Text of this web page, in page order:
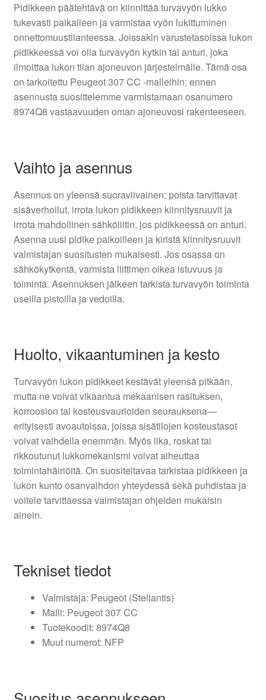
Pidikkeen päätehtävä on kiinnittää turvavyön lukko
tukevasti paikalleen ja varmistaa vyön lukittuminen
onnettomuustilanteessa. Joissakin varustetasoissa lukon
pidikkeessä voi olla turvavyön kytkin tai anturi, joka
ilmoittaa lukon tilan ajoneuvon järjestelmälle. Tämä osa
on tarkoitettu Peugeot 307 CC -malleihin; ennen
asennusta suosittelemme varmistamaan osanumero
8974Q8 vastaavuuden oman ajoneuvosi rakenteeseen.
Vaihto ja asennus
Asennus on yleensä suoraviivainen: poista tarvittavat
sisäverhoilut, irrota lukon pidikkeen kiinnitysruuvit ja
irrota mahdollinen sähköliitin, jos pidikkeessä on anturi.
Asenna uusi pidike paikoilleen ja kiristä kiinnitysruuvit
valmistajan suositusten mukaisesti. Jos osassa on
sähkökytkentä, varmista liittimen oikea istuvuus ja
toiminta. Asennuksen jälkeen tarkista turvavyön toiminta
useilla pistoilla ja vedoilla.
Huolto, vikaantuminen ja kesto
Turvavyön lukon pidikkeet kestävät yleensä pitkään,
mutta ne voivat vikaantua mekaanisen rasituksen,
korroosion tai kosteusvaurioiden seurauksena—
erityisesti avoautoissa, joissa sisätilojen kosteustasot
voivat vaihdella enemmän. Myös lika, roskat tai
rikkoutunut lukkomekanismi voivat aiheuttaa
toimintahäiriöitä. On suositeltavaa tarkistaa pidikkeen ja
lukon kunto osanvaihdon yhteydessä sekä puhdistaa ja
voitele tarvittaessa valmistajan ohjeiden mukaisin
ainein.
Tekniset tiedot
Valmistaja: Peugeot (Stellantis)
Malli: Peugeot 307 CC
Tuotekoodit: 8974Q8
Muut numerot: NFP